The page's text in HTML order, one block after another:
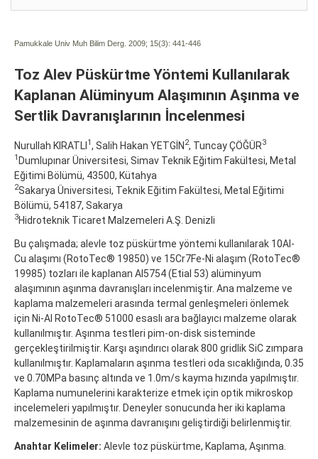
Pamukkale Univ Muh Bilim Derg. 2009; 15(3): 441-446
Toz Alev Püskürtme Yöntemi Kullanılarak
Kaplanan Alüminyum Alaşımının Aşınma ve
Sertlik Davranışlarının İncelenmesi
Nurullah KIRATLI 1 , Salih Hakan YETGİN 2, Tuncay ÇÖĞÜR3
1 Dumlupınar Üniversitesi, Simav Teknik Eğitim Fakültesi, Metal
Eğitimi Bölümü, 43500, Kütahya
2Sakarya Üniversitesi, Teknik Eğitim Fakültesi, Metal Eğitimi
Bölümü, 54187, Sakarya
3Hidroteknik Ticaret Malzemeleri A.Ş. Denizli
Bu çalışmada; alevle toz püskürtme yöntemi kullanılarak 10Al-
Cu alaşımı (RotoTec® 19850) ve 15Cr7Fe-Ni alaşım (RotoTec®
19985) tozları ile kaplanan Al5754 (Etial 53) alüminyum
alaşımının aşınma davranışları incelenmiştir. Ana malzeme ve
kaplama malzemeleri arasında termal genleşmeleri önlemek
için Ni-Al RotoTec® 51000 esaslı ara bağlayıcı malzeme olarak
kullanılmıştır. Aşınma testleri pim-on-disk sisteminde
gerçekleştirilmiştir. Karşı aşındırıcı olarak 800 gridlik SiC zımpara
kullanılmıştır. Kaplamaların aşınma testleri oda sıcaklığında, 0.35
ve 0.70MPa basınç altında ve 1.0m/s kayma hızında yapılmıştır.
Kaplama numunelerini karakterize etmek için optik mikroskop
incelemeleri yapılmıştır. Deneyler sonucunda her iki kaplama
malzemesinin de aşınma davranışını geliştirdiği belirlenmiştir.
Anahtar Kelimeler: Alevle toz püskürtme, Kaplama, Aşınma.